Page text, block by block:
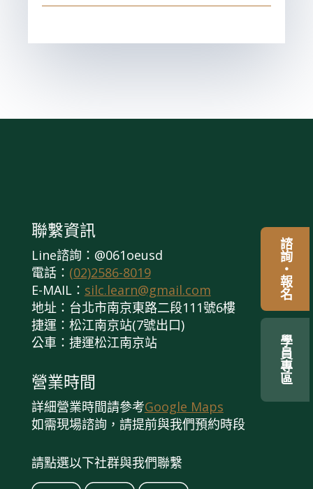
諮詢・報名
學員專區
聯繫資訊
Line諮詢：@061oeusd
電話： (02)2586-8019
E-MAIL： silc.learn@gmail.com
地址：台北市南京東路二段111號6樓
捷運：松江南京站(7號出口)
公車：捷運松江南京站
營業時間
詳細營業時間請參考Google Maps
如需現場諮詢，請提前與我們預約時段
請點選以下社群與我們聯繫